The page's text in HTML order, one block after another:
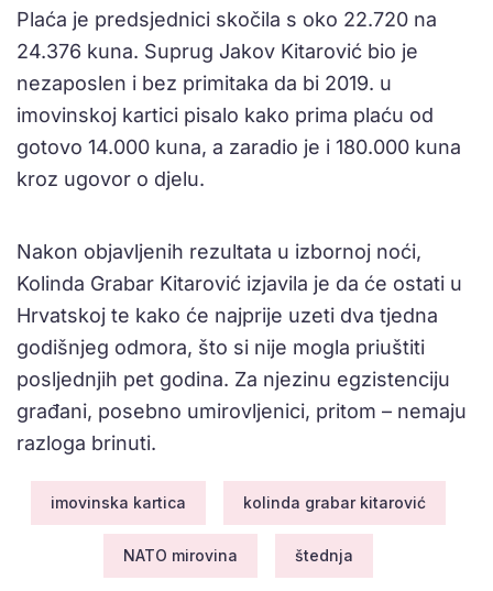
Plaća je predsjednici skočila s oko 22.720 na
24.376 kuna. Suprug Jakov Kitarović bio je
nezaposlen i bez primitaka da bi 2019. u
imovinskoj kartici pisalo kako prima plaću od
gotovo 14.000 kuna, a zaradio je i 180.000 kuna
kroz ugovor o djelu.
Nakon objavljenih rezultata u izbornoj noći,
Kolinda Grabar Kitarović izjavila je da će ostati u
Hrvatskoj te kako će najprije uzeti dva tjedna
godišnjeg odmora, što si nije mogla priuštiti
posljednjih pet godina. Za njezinu egzistenciju
građani, posebno umirovljenici, pritom – nemaju
razloga brinuti.
imovinska kartica kolinda grabar kitarović
NATO mirovina štednja